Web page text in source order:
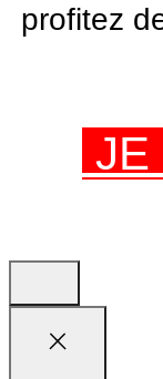
profitez
JE